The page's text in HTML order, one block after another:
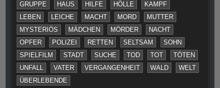
GRUPPE
HAUS HILFE HÖLLE
KAMPF
LEBEN
LEICHE MACHT MORD
MUTTER
MYSTERIÖS
MÄDCHEN MÖRDER
NACHT
OPFER
POLIZEI RETTEN SELTSAM
SOHN
SPIELFILM
STADT SUCHE TOD TOT
TÖTEN
UNFALL
VATER VERGANGENHEIT WALD
WELT
ÜBERLEBENDE